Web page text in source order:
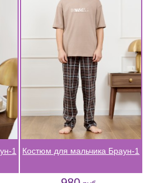
1 Костюм для мальчика Браун-1